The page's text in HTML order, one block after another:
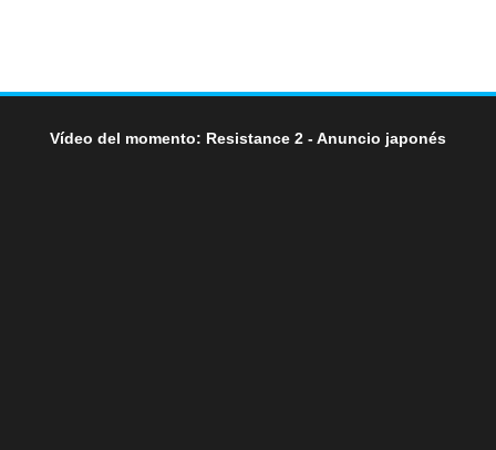
Vídeo del momento: Resistance 2 - Anuncio japonés